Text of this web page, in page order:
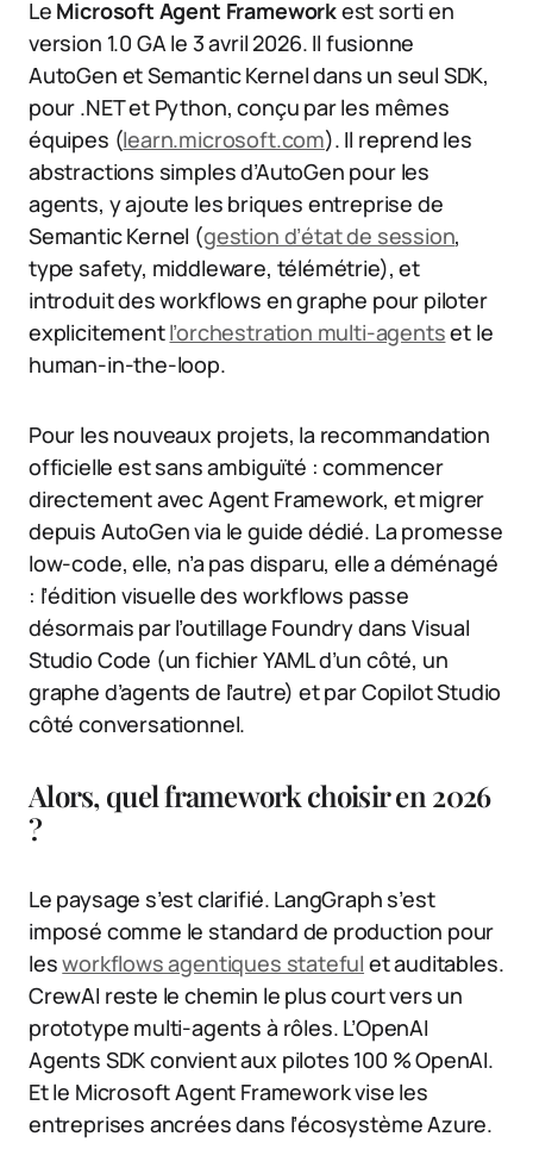
Le Microsoft Agent Frameworkest sorti en
version 1.0 GA le 3 avril 2026. Il fusionne
AutoGen et Semantic Kernel dans un seul SDK,
pour .NET et Python, conçu par les mêmes
équipes (learn.microsoft.com). Il reprend les
abstractions simples d’AutoGen pour les
agents, y ajoute les briques entreprise de
Semantic Kernel (gestion d’état de session,
type safety, middleware, télémétrie), et
introduit des workflows en graphe pour piloter
explicitementl’orchestration multi-agentset le
human-in-the-loop.
Pour les nouveaux projets, la recommandation
officielle est sans ambiguïté : commencer
directement avec Agent Framework, et migrer
depuis AutoGen via le guide dédié. La promesse
low-code, elle, n’a pas disparu, elle a déménagé
: l’édition visuelle des workflows passe
désormais par l’outillage Foundry dans Visual
Studio Code (un fichier YAML d’un côté, un
graphe d’agents de l’autre) et par Copilot Studio
côté conversationnel.
Alors, quel framework choisir en 2026
?
Le paysage s’est clarifié. LangGraph s’est
imposé comme le standard de production pour
lesworkflows agentiques stateful et auditables.
CrewAI reste le chemin le plus court vers un
prototype multi-agents à rôles. L’OpenAI
Agents SDK convient aux pilotes 100 % OpenAI.
Et le Microsoft Agent Framework vise les
entreprises ancrées dans l’écosystème Azure.